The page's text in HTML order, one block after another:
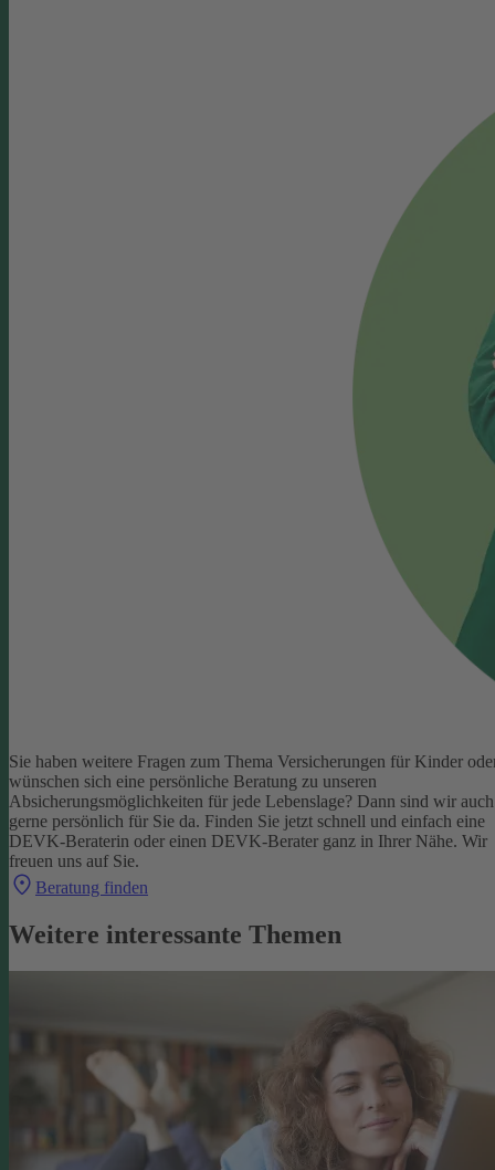
Sie haben weitere Fragen zum Thema Versicherungen für Kinder
wünschen sich eine persönliche Beratung zu unseren
Absicherungsmöglichkeiten für jede Lebenslage? Dann sind wir auch
gerne persönlich für Sie da. Finden Sie jetzt schnell und einfach eine
DEVK-Beraterin oder einen DEVK-Berater ganz in Ihrer Nähe. Wir
freuen uns auf Sie.
Beratung finden
Weitere interessante Themen